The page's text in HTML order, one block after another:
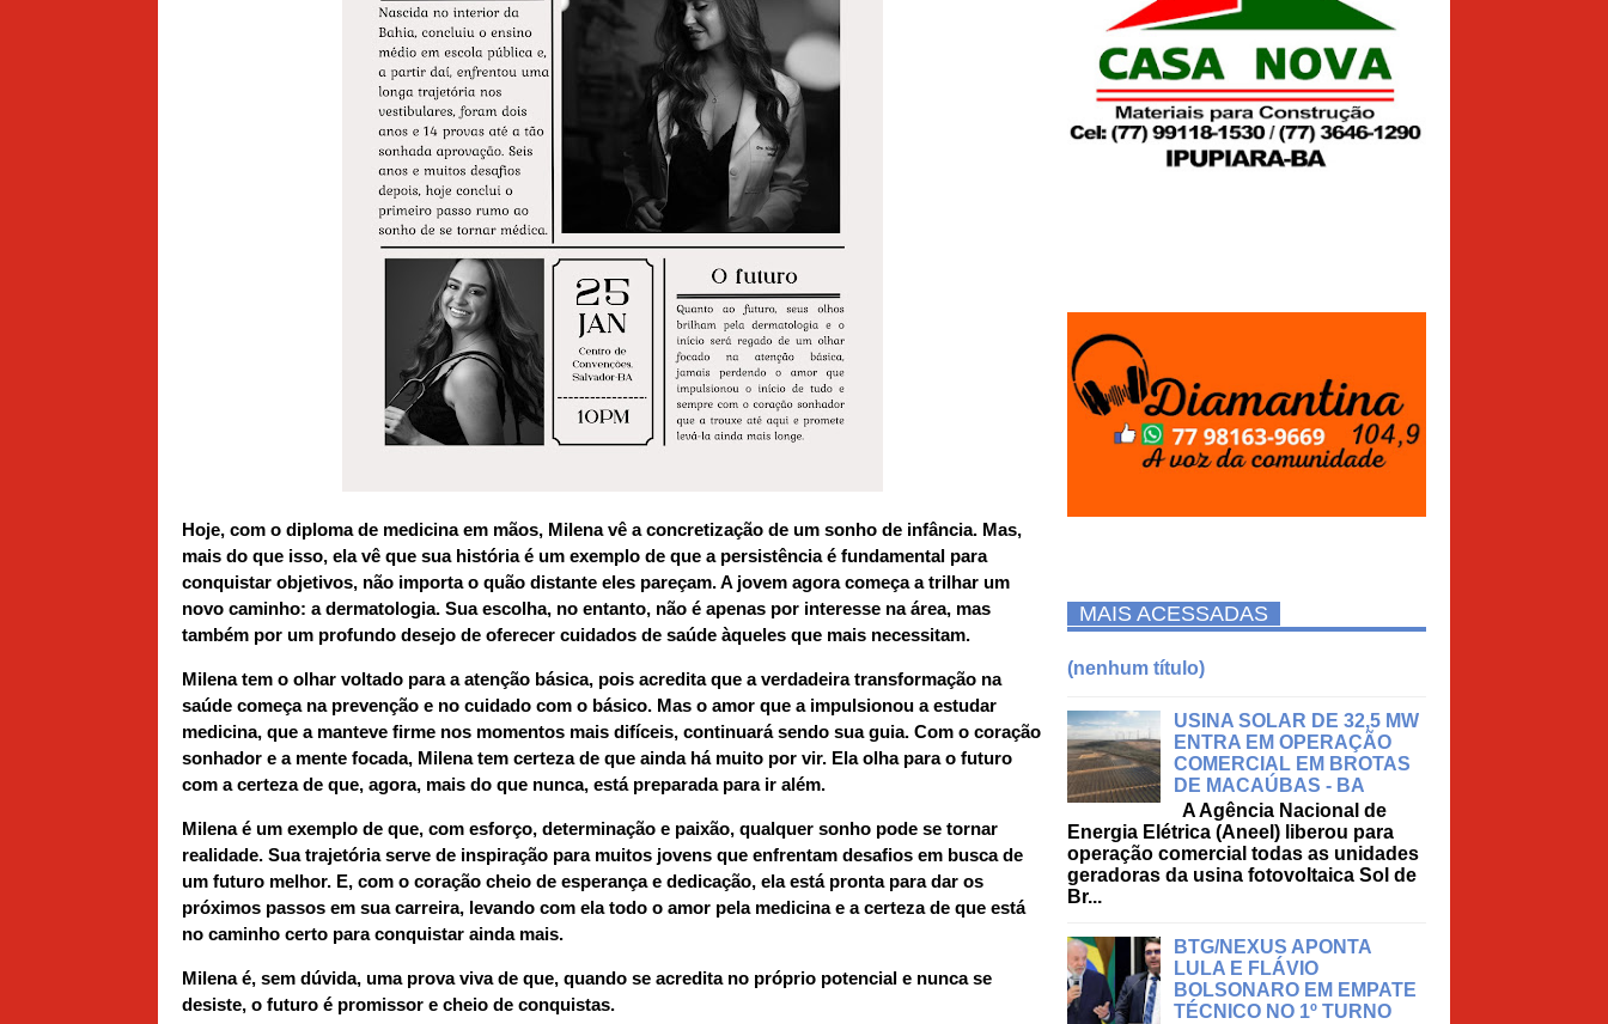
Hoje, com o diploma de medicina em mãos, Milena vê a concretização de um sonho de infância. Mas,
mais do que isso, ela vê que sua história é um exemplo de que a persistência é fundamental para
conquistar objetivos, não importa o quão distante eles pareçam. A jovem agora começa a trilhar um
novo caminho: a dermatologia. Sua escolha, no entanto, não é apenas por interesse na área, mas
também por um profundo desejo de oferecer cuidados de saúde àqueles que mais necessitam.
Milena tem o olhar voltado para a atenção básica, pois acredita que a verdadeira transformação na
saúde começa na prevenção e no cuidado com o básico. Mas o amor que a impulsionou a estudar
medicina, que a manteve firme nos momentos mais difíceis, continuará sendo sua guia. Com o coração
sonhador e a mente focada, Milena tem certeza de que ainda há muito por vir. Ela olha para o futuro
com a certeza de que, agora, mais do que nunca, está preparada para ir além.
Milena é um exemplo de que, com esforço, determinação e paixão, qualquer sonho pode se tornar
realidade. Sua trajetória serve de inspiração para muitos jovens que enfrentam desafios em busca de
um futuro melhor. E, com o coração cheio de esperança e dedicação, ela está pronta para dar os
próximos passos em sua carreira, levando com ela todo o amor pela medicina e a certeza de que está
no caminho certo para conquistar ainda mais.
Milena é, sem dúvida, uma prova viva de que, quando se acredita no próprio potencial e nunca se
desiste, o futuro é promissor e cheio de conquistas.
MAIS ACESSADAS
(nenhum título)
USINA SOLAR DE 32,5 MW
ENTRA EM OPERAÇÃO
COMERCIAL EM BROTAS
DE MACAÚBAS - BA
A Agência Nacional de
Energia Elétrica (Aneel) liberou para
operação comercial todas as unidades
geradoras da usina fotovoltaica Sol de
Br...
BTG/NEXUS APONTA
LULA E FLÁVIO
BOLSONARO EM EMPATE
TÉCNICO NO 1º TURNO